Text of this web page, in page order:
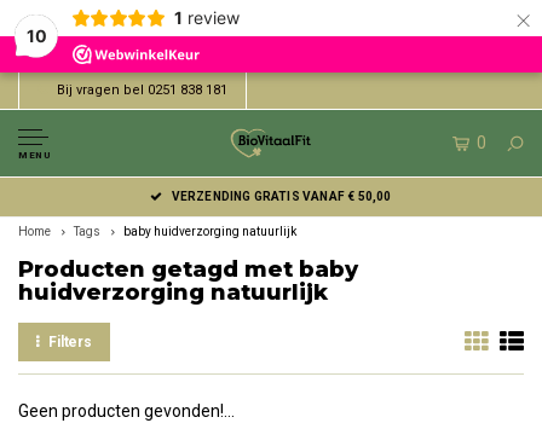
10
1 review ×
Bij vragen bel 0251 838 181
MENU
0
VERZENDING GRATIS VANAF € 50,00
Home Tags baby huidverzorging natuurlijk
Producten getagd met baby
huidverzorging natuurlijk
Filters
Geen producten gevonden!...